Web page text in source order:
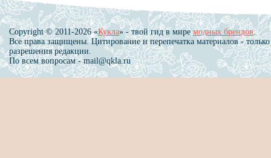
Copyright © 2011-2026 «Кукла» - твой гид в миремодных брендов.
Все права защищены. Цитирование и перепечатка материалов - только
разрешения редакции.
По всем вопросам - mail@qkla.ru